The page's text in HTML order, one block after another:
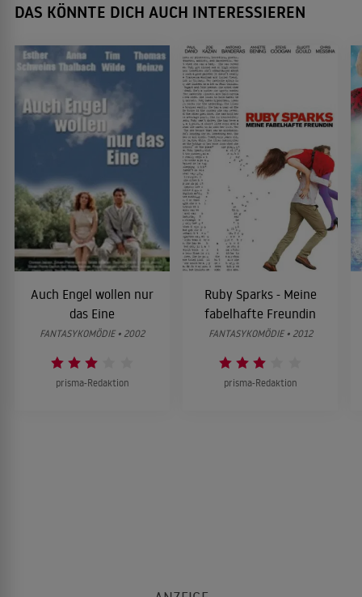
DAS KÖNNTE DICH AUCH INTERESSIEREN
Auch Engel wollen nur
das Eine
FANTASYKOMÖDIE • 2002
prisma-Redaktion
Ruby Sparks - Meine
fabelhafte Freundin
FANTASYKOMÖDIE • 2012
prisma-Redaktion